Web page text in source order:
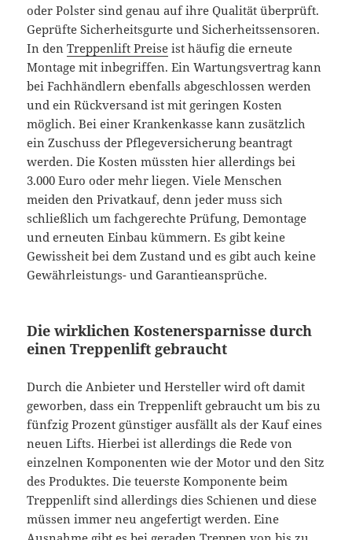
oder Polster sind genau auf ihre Qualität überprüft.
Geprüfte Sicherheitsgurte und Sicherheitssensoren.
In denTreppenlift Preise ist häufig die erneute
Montage mit inbegriffen. Ein Wartungsvertrag kann
bei Fachhändlern ebenfalls abgeschlossen werden
und ein Rückversand ist mit geringen Kosten
möglich. Bei einer Krankenkasse kann zusätzlich
ein Zuschuss der Pflegeversicherung beantragt
werden. Die Kosten müssten hier allerdings bei
3.000 Euro oder mehr liegen. Viele Menschen
meiden den Privatkauf, denn jeder muss sich
schließlich um fachgerechte Prüfung, Demontage
und erneuten Einbau kümmern. Es gibt keine
Gewissheit bei dem Zustand und es gibt auch keine
Gewährleistungs- und Garantieansprüche.
Die wirklichen Kostenersparnisse durch
einen Treppenlift gebraucht
Durch die Anbieter und Hersteller wird oft damit
geworben, dass ein Treppenlift gebraucht um bis zu
fünfzig Prozent günstiger ausfällt als der Kauf eines
neuen Lifts. Hierbei ist allerdings die Rede von
einzelnen Komponenten wie der Motor und den Sitz
des Produktes. Die teuerste Komponente beim
Treppenlift sind allerdings dies Schienen und diese
müssen immer neu angefertigt werden. Eine